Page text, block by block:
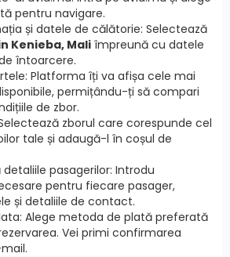
pentru navigare.
și datele de călătorie: Selectează
Kenieba, Mali împreună cu datele
întoarcere.
Platforma îți va afișa cele mai
permițându-ți să compari
de zbor.
zborul care corespunde cel
tale și adaugă-l în coșul de
pasagerilor: Introdu
pentru fiecare pasager,
și detaliile de contact.
Alege metoda de plată preferată
Vei primi confirmarea